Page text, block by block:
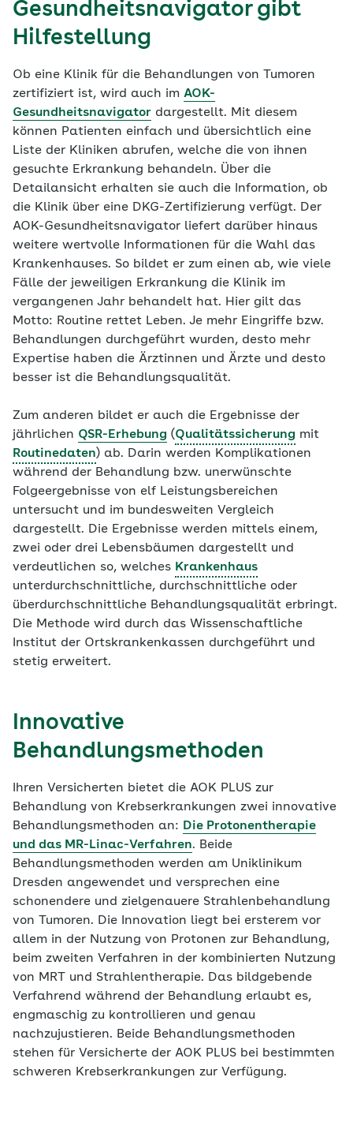
Gesundheitsnavigator gibt
Hilfestellung
Ob eine Klinik für die Behandlungen von Tumoren
zertifiziert ist, wird auch im AOK-
Gesundheitsnavigator dargestellt. Mit diesem
können Patienten einfach und übersichtlich eine
Liste der Kliniken abrufen, welche die von ihnen
gesuchte Erkrankung behandeln. Über die
Detailansicht erhalten sie auch die Information, ob
die Klinik über eine DKG-Zertifizierung verfügt. Der
AOK-Gesundheitsnavigator liefert darüber hinaus
weitere wertvolle Informationen für die Wahl das
Krankenhauses. So bildet er zum einen ab, wie viele
Fälle der jeweiligen Erkrankung die Klinik im
vergangenen Jahr behandelt hat. Hier gilt das
Motto: Routine rettet Leben. Je mehr Eingriffe bzw.
Behandlungen durchgeführt wurden, desto mehr
Expertise haben die Ärztinnen und Ärzte und desto
besser ist die Behandlungsqualität.
Zum anderen bildet er auch die Ergebnisse der
jährlichen QSR-Erhebung (Qualitätssicherung mit
Routinedaten) ab. Darin werden Komplikationen
während der Behandlung bzw. unerwünschte
Folgeergebnisse von elf Leistungsbereichen
untersucht und im bundesweiten Vergleich
dargestellt. Die Ergebnisse werden mittels einem,
zwei oder drei Lebensbäumen dargestellt und
verdeutlichen so, welches Krankenhaus
unterdurchschnittliche, durchschnittliche oder
überdurchschnittliche Behandlungsqualität erbringt.
Die Methode wird durch das Wissenschaftliche
Institut der Ortskrankenkassen durchgeführt und
stetig erweitert.
Innovative
Behandlungsmethoden
Ihren Versicherten bietet die AOK PLUS zur
Behandlung von Krebserkrankungen zwei innovative
Behandlungsmethoden an: Die Protonentherapie
und das MR-Linac-Verfahren. Beide
Behandlungsmethoden werden am Uniklinikum
Dresden angewendet und versprechen eine
schonendere und zielgenauere Strahlenbehandlung
von Tumoren. Die Innovation liegt bei ersterem vor
allem in der Nutzung von Protonen zur Behandlung,
beim zweiten Verfahren in der kombinierten Nutzung
von MRT und Strahlentherapie. Das bildgebende
Verfahrend während der Behandlung erlaubt es,
engmaschig zu kontrollieren und genau
nachzujustieren. Beide Behandlungsmethoden
stehen für Versicherte der AOK PLUS bei bestimmten
schweren Krebserkrankungen zur Verfügung.